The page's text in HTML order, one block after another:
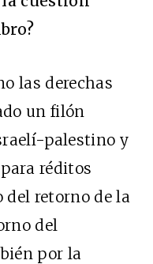
las derechas
un filón
palestino y
réditos
del retorno de la
del
por la